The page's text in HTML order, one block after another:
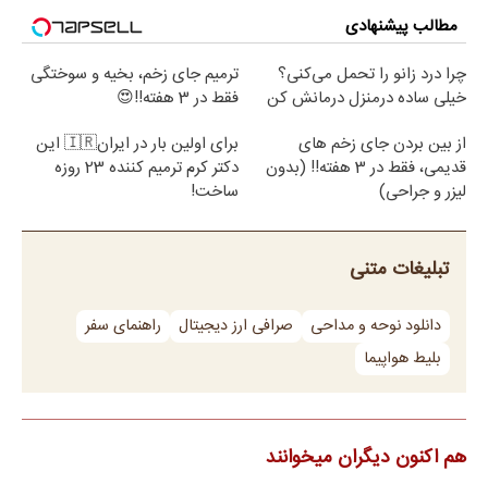
مطالب پیشنهادی
چرا درد زانو را تحمل می‌کنی؟
خیلی ساده درمنزل درمانش کن
ترمیم جای زخم، بخیه و سوختگی
فقط در 3 هفته!!😍
از بین بردن جای زخم های
قدیمی، فقط در 3 هفته!! (بدون
لیزر و جراحی)
برای اولین بار در ایران🇮🇷 این
دکتر کرم ترمیم کننده 23 روزه
ساخت!
تبلیغات متنی
دانلود نوحه و مداحی صرافی ارز دیجیتال
راهنمای سفر
بلیط هواپیما
هم اکنون دیگران میخوانند